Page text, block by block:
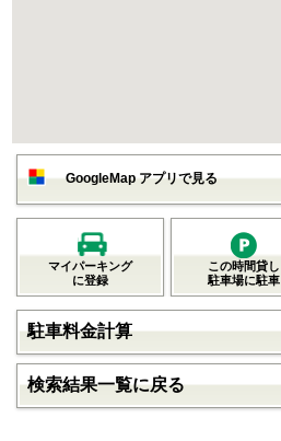
GoogleMap アプリで見る
マイパーキング
に登録
この時間貸し
駐車場に駐車
駐車料金計算
検索結果一覧に戻る